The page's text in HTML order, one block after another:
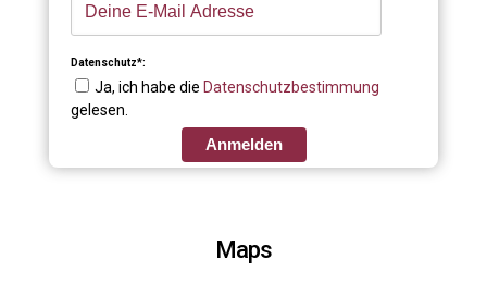
Datenschutz*:
Ja, ich habe die Datenschutzbestimmung
gelesen.
Anmelden
Maps